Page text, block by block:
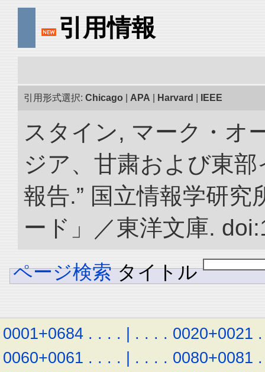
引用情報
引用形式選択: Chicago APA Harvard IEEE
スタイン, マーク・オ
ジア、甘粛および東
報告.” 国立情報学研
ード」／東洋文庫.
ページ検索 タイトル
0001+0684 . . . . | . . . . 0020+0021 .
0060+0061 . . . . | . . . . 0080+0081 .